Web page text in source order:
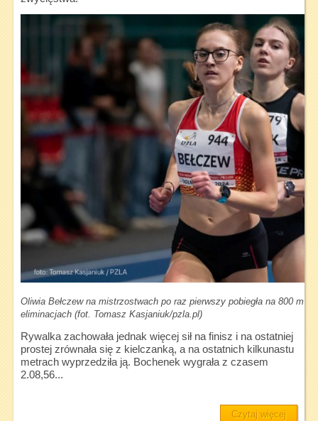
Oliwia Bełczew na mistrzostwach po raz pierwszy pobiegła na 800 m
eliminacjach (fot. Tomasz Kasjaniuk/pzla.pl)
Rywalka zachowała jednak więcej sił na finisz i na ostatniej
prostej zrównała się z kielczanką, a na ostatnich kilkunastu
metrach wyprzedziła ją. Bochenek wygrała z czasem
2.08,56...
Czytaj więcej